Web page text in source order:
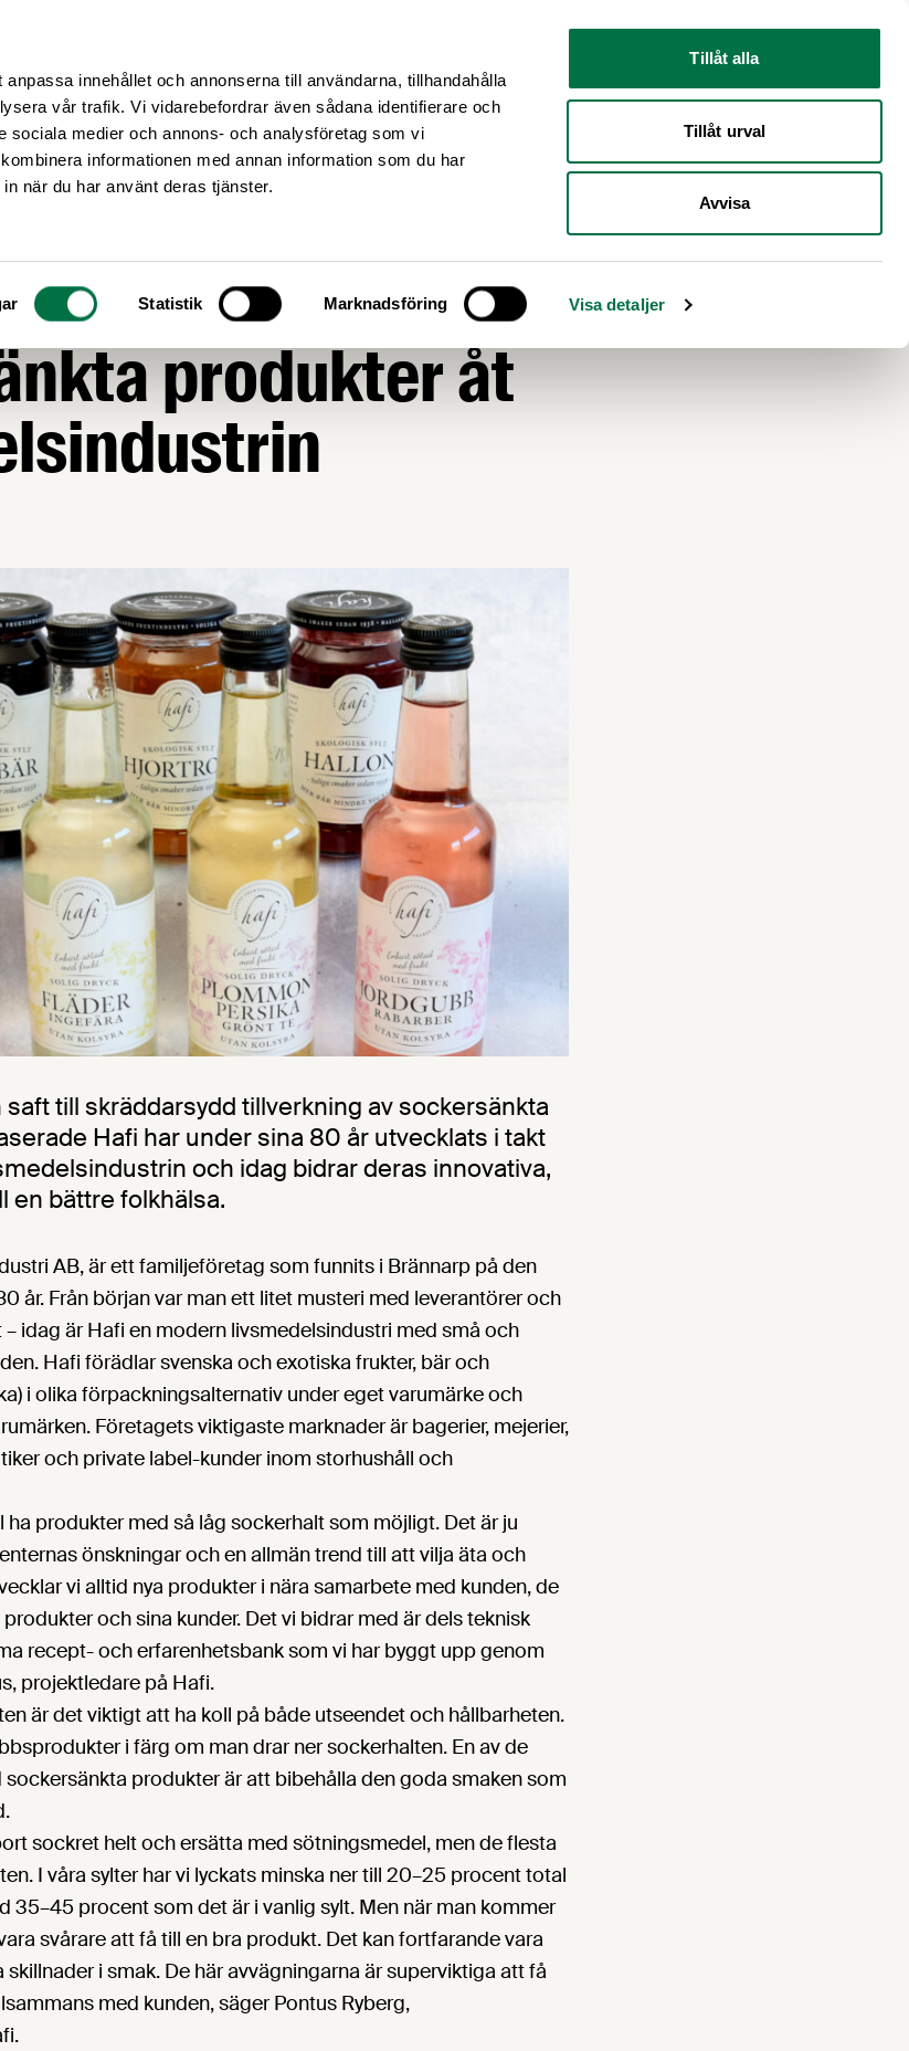
innehållet och annonserna till användarna, tillhandahålla
vår trafik. Vi vidarebefordrar även sådana identifierare och
sociala medier och annons- och analysföretag som vi
informationen med annan information som du har
när du har använt deras tjänster.
Statistik Marknadsföring Visa detaljer
Tillåt alla
Tillåt urval
Avvisa
produkter åt
till skräddarsydd tillverkning av sockersänkta
Hafi har under sina 80 år utvecklats i takt
och idag bidrar deras innovativa,
en bättre folkhälsa.
AB, är ett familjeföretag som funnits i Brännarp på den
år. Från början var man ett litet musteri med leverantörer och
idag är Hafi en modern livsmedelsindustri med små och
Hafi förädlar svenska och exotiska frukter, bär och
i olika förpackningsalternativ under eget varumärke och
Företagets viktigaste marknader är bagerier, mejerier,
och private label-kunder inom storhushåll och
ha produkter med så låg sockerhalt som möjligt. Det är ju
önskningar och en allmän trend till att vilja äta och
vi alltid nya produkter i nära samarbete med kunden, de
och sina kunder. Det vi bidrar med är dels teknisk
recept- och erfarenhetsbank som vi har byggt upp genom
projektledare på Hafi.
är det viktigt att ha koll på både utseendet och hållbarheten.
i färg om man drar ner sockerhalten. En av de
produkter är att bibehålla den goda smaken som
sockret helt och ersätta med sötningsmedel, men de flesta
I våra sylter har vi lyckats minska ner till 20–25 procent total
35–45 procent som det är i vanlig sylt. Men när man kommer
svårare att få till en bra produkt. Det kan fortfarande vara
i smak. De här avvägningarna är superviktiga att få
med kunden, säger Pontus Ryberg,